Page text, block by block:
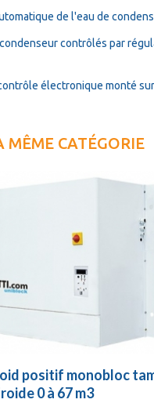
de l'eau de
contrôlés par
électronique monté
MÊME CATÉGORIE
positif monobloc
0 à 67 m3